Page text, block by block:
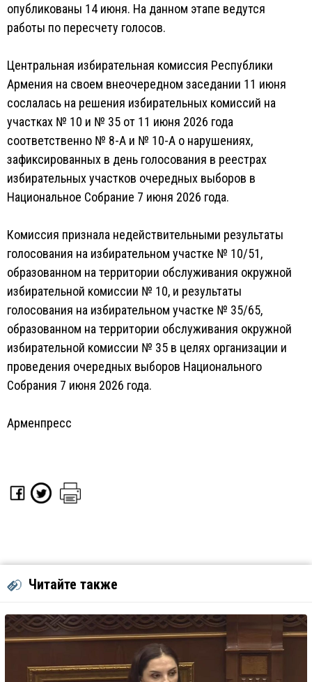
опубликованы 14 июня. На данном этапе ведутся
работы по пересчету голосов.
Центральная избирательная комиссия Республики
Армения на своем внеочередном заседании 11 июня
сослалась на решения избирательных комиссий на
участках № 10 и № 35 от 11 июня 2026 года
соответственно № 8-А и № 10-А о нарушениях,
зафиксированных в день голосования в реестрах
избирательных участков очередных выборов в
Национальное Собрание 7 июня 2026 года.
Комиссия признала недействительными результаты
голосования на избирательном участке № 10/51,
образованном на территории обслуживания окружной
избирательной комиссии № 10, и результаты
голосования на избирательном участке № 35/65,
образованном на территории обслуживания окружной
избирательной комиссии № 35 в целях организации и
проведения очередных выборов Национального
Собрания 7 июня 2026 года.
Арменпресс
Читайте также